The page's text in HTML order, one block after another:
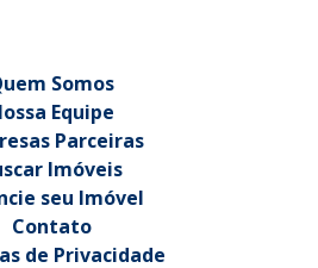
Somos
Equipe
Parceiras
Imóveis
seu Imóvel
Contato
de Privacidade